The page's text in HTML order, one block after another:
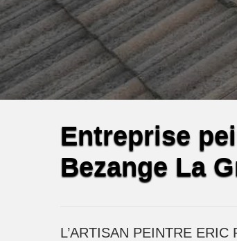
Entreprise
Bezange La
L’ARTISAN PEINTRE